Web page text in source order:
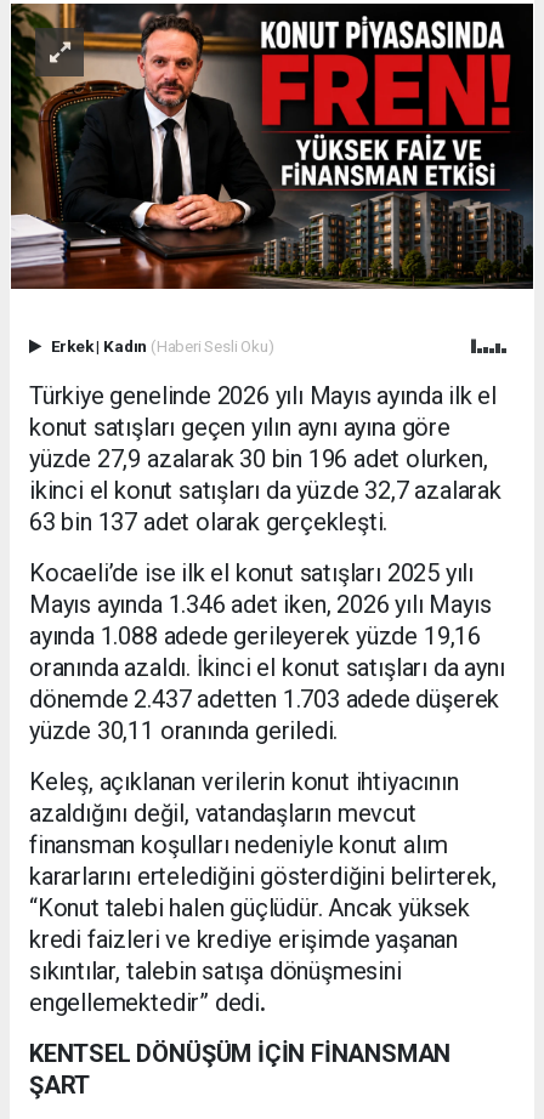
Erkek| Kadın (Haberi Sesli Oku)
Türkiye genelinde 2026 yılı Mayıs ayında ilk el
konut satışları geçen yılın aynı ayına göre
yüzde 27,9 azalarak 30 bin 196 adet olurken,
ikinci el konut satışları da yüzde 32,7 azalarak
63 bin 137 adet olarak gerçekleşti.
Kocaeli’de ise ilk el konut satışları 2025 yılı
Mayıs ayında 1.346 adet iken, 2026 yılı Mayıs
ayında 1.088 adede gerileyerek yüzde 19,16
oranında azaldı. İkinci el konut satışları da aynı
dönemde 2.437 adetten 1.703 adede düşerek
yüzde 30,11 oranında geriledi.
Keleş, açıklanan verilerin konut ihtiyacının
azaldığını değil, vatandaşların mevcut
finansman koşulları nedeniyle konut alım
kararlarını ertelediğini gösterdiğini belirterek,
“Konut talebi halen güçlüdür. Ancak yüksek
kredi faizleri ve krediye erişimde yaşanan
sıkıntılar, talebin satışa dönüşmesini
engellemektedir” dedi.
KENTSEL DÖNÜŞÜM İÇİN FİNANSMAN
ŞART